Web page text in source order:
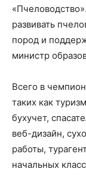
развивать
пород и
министр
Всего в
таких как
бухучет,
веб-дизайн,
работы,
начальных